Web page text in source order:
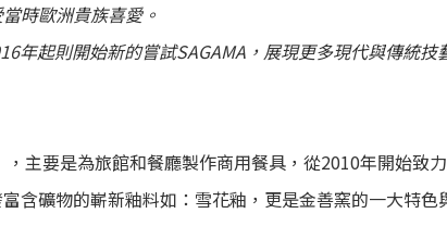
時歐洲貴族喜愛。
年起則開始新的嘗試SAGAMA，展現更多現代與傳統技
主要是為旅館和餐廳製作商用餐具，從2010年開始致
含礦物的嶄新釉料如：雪花釉，更是金善窯的一大特色